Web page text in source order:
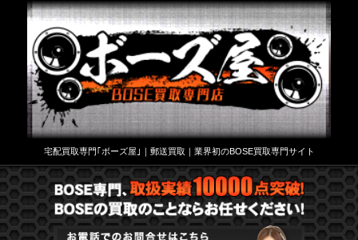
宅配買取専門｢ボーズ屋｣｜郵送買取｜業界初のBOSE買取専門サイト